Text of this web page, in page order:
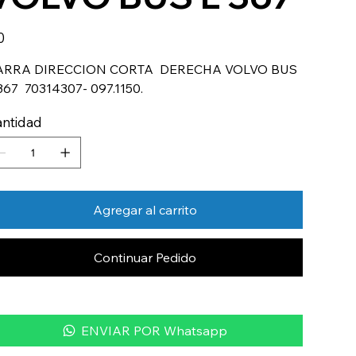
DIRECCION CORTA DERECHA VOLVO BUS
70314307- 097.1150.
Agregar al carrito
Continuar Pedido
ENVIAR POR Whatsapp